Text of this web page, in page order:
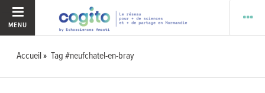
MENU
Accueil Tag #neufchatel-en-bray